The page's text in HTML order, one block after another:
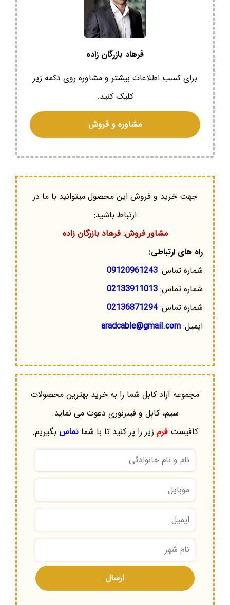
فرهاد بازرگان زاده
برای کسب اطلاعات بیشتر و مشاوره روی دکمه زیر
کلیک کنید.
مشاوره و فروش
جهت خرید و فروش این محصول میتوانید با ما در
ارتباط باشید:
مشاور فروش: فرهاد بازرگان زاده
راه های ارتباطی:
شماره تماس: 09120961243
شماره تماس: 02133911013
شماره تماس:02136871294
ایمیل: aradcable@gmail.com
مجموعه آراد کابل شما را به خرید بهترین محصولات
سیم، کابل و فیبرنوری دعوت می نماید.
کافیستفرم زیر را پر کنید تا با شماتماس بگیریم.